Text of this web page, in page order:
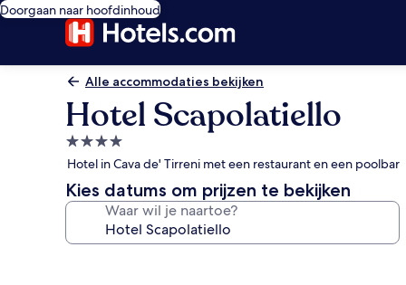
Doorgaan naar hoofdinhoud
Alle accommodaties bekijken
Hotel Scapolatiello
4.0-
sterrenaccommodatie
Hotel in Cava de' Tirreni met een restaurant en een poolbar
Kies datums om prijzen te bekijken
Waar wil je naartoe?